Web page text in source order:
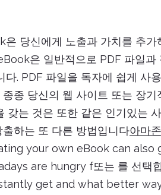
당신에게 노출과 가치를 추
은 일반적으로 PDF 파일과
. PDF 파일을 독자에 쉽게 사
종 당신의 웹 사이트 또는 장
갖는 것은 또한 같은 인기있는
하는 또 다른 방법입니다아마존
your own eBook can also
are hungry f또는 를 선택
get and what better